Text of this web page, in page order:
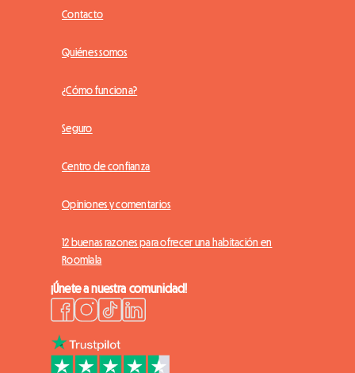
Contacto
Quiénes somos
¿Cómo funciona?
Seguro
Centro de confianza
Opiniones y comentarios
12 buenas razones para ofrecer una habitación en
Roomlala
¡Únete a nuestra comunidad!